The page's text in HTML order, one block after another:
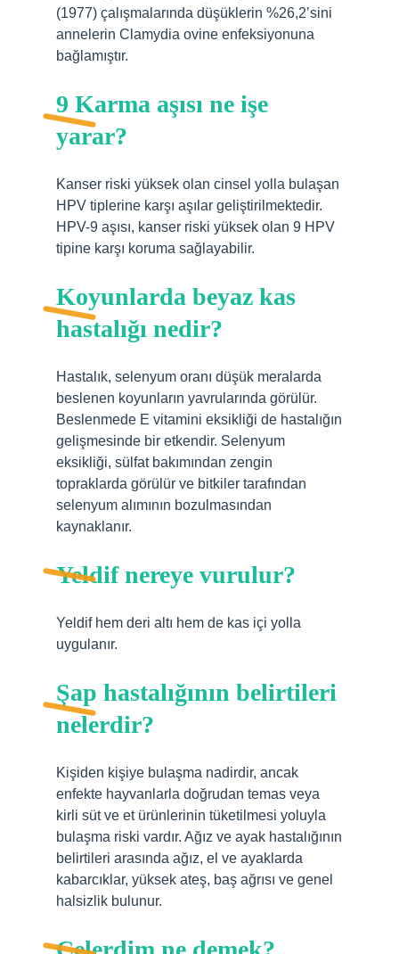
(1977) çalışmalarında düşüklerin %26,2’sini
annelerin Clamydia ovine enfeksiyonuna
bağlamıştır.
9 Karma aşısı ne işe
yarar?
Kanser riski yüksek olan cinsel yolla bulaşan
HPV tiplerine karşı aşılar geliştirilmektedir.
HPV-9 aşısı, kanser riski yüksek olan 9 HPV
tipine karşı koruma sağlayabilir.
Koyunlarda beyaz kas
hastalığı nedir?
Hastalık, selenyum oranı düşük meralarda
beslenen koyunların yavrularında görülür.
Beslenmede E vitamini eksikliği de hastalığın
gelişmesinde bir etkendir. Selenyum
eksikliği, sülfat bakımından zengin
topraklarda görülür ve bitkiler tarafından
selenyum alımının bozulmasından
kaynaklanır.
Yeldif nereye vurulur?
Yeldif hem deri altı hem de kas içi yolla
uygulanır.
Şap hastalığının belirtileri
nelerdir?
Kişiden kişiye bulaşma nadirdir, ancak
enfekte hayvanlarla doğrudan temas veya
kirli süt ve et ürünlerinin tüketilmesi yoluyla
bulaşma riski vardır. Ağız ve ayak hastalığının
belirtileri arasında ağız, el ve ayaklarda
kabarcıklar, yüksek ateş, baş ağrısı ve genel
halsizlik bulunur.